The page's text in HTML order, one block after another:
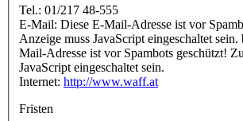
Tel.: 01/217 48-555
E-Mail: Diese E-Mail-Adresse ist vor
Anzeige muss JavaScript eingeschaltet sein.
Mail-Adresse ist vor Spambots geschützt!
JavaScript eingeschaltet sein.
Internet: http://www.waff.at
Fristen